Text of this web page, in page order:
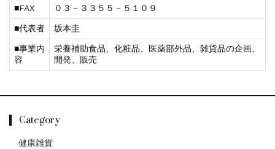
■FAX ０３－３３５５－５１０９
■代表者 坂本圭
■事業内
容
栄養補助食品、化粧品、医薬部外品、雑貨品の企画、
開発、販売
Category
健康雑貨